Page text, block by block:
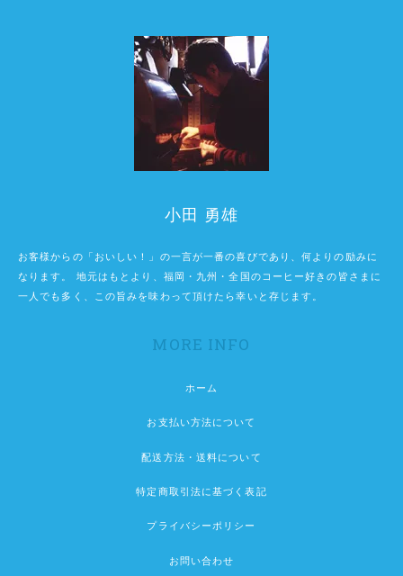
小田 勇雄
お客様からの「おいしい！」の一言が一番の喜びであり、何よりの励みに
なります。 地元はもとより、福岡・九州・全国のコーヒー好きの皆さまに
一人でも多く、この旨みを味わって頂けたら幸いと存じます。
MORE INFO
ホーム
お支払い方法について
配送方法・送料について
特定商取引法に基づく表記
プライバシーポリシー
お問い合わせ